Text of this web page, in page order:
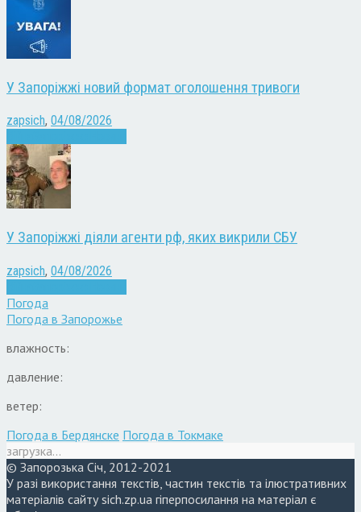
У Запоріжжі новий формат оголошення тривоги
zapsich, 04/08/2026
У Запоріжжі діяли агенти рф, яких викрили СБУ
zapsich, 04/08/2026
Погода
Погода в Запорожье
влажность:
давление:
ветер:
Погода в Бердянске Погода в Токмаке
загрузка...
© Запорозька Січ, 2012-2021
У разі використання текстів, частин текстів та ілюстративних
матеріалів сайту sich.zp.ua гіперпосилання на матеріал є